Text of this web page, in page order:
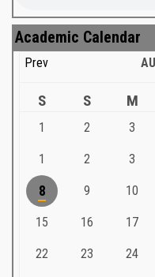
Academic Calendar
Prev
S S M
1 2 3
1 2 3
8 9 10
15 16 17
22 23 24